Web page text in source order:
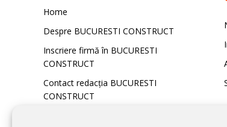
Home
Despre BUCURESTI CONSTRUCT
Inscriere firmă în BUCURESTI
CONSTRUCT
Contact redacţia BUCURESTI
CONSTRUCT